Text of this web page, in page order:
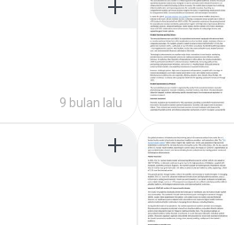
9 bulan lalu